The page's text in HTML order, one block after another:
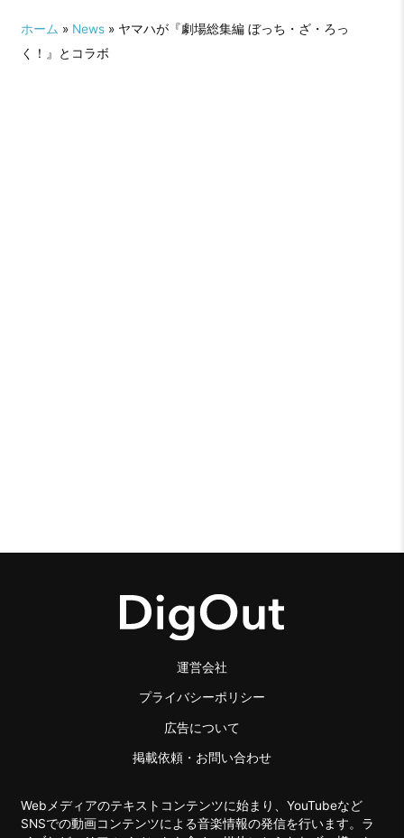
ホーム » News» ヤマハが『劇場総集編 ぼっち・ざ・ろっ
く！』とコラボ
運営会社
プライバシーポリシー
広告について
掲載依頼・お問い合わせ
Webメディアのテキストコンテンツに始まり、YouTubeなど
SNSでの動画コンテンツによる音楽情報の発信を行います。ラ